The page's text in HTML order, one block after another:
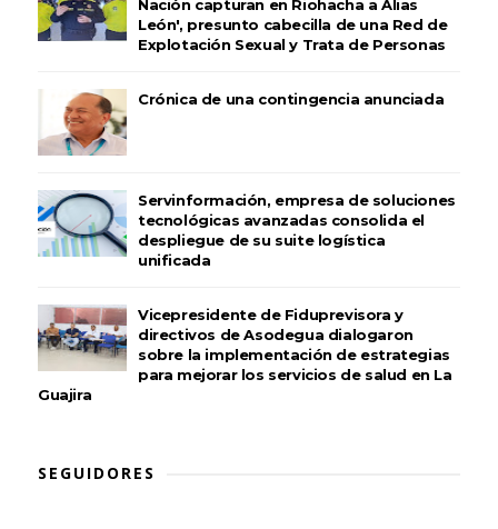
Nación capturan en Riohacha a Alias
León', presunto cabecilla de una Red de
Explotación Sexual y Trata de Personas
Crónica de una contingencia anunciada
Servinformación, empresa de soluciones
tecnológicas avanzadas consolida el
despliegue de su suite logística
unificada
Vicepresidente de Fiduprevisora y
directivos de Asodegua dialogaron
sobre la implementación de estrategias
para mejorar los servicios de salud en La
Guajira
SEGUIDORES